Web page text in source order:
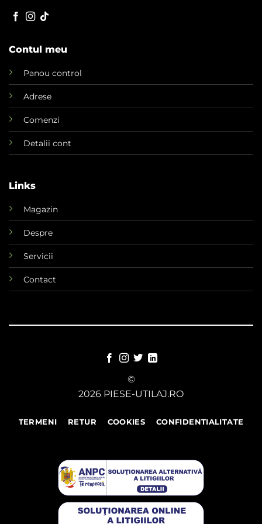
Contul meu
Panou control
Adrese
Comenzi
Detalii cont
Links
Magazin
Despre
Servicii
Contact
©
2026 PIESE-UTILAJ.RO
TERMENI RETUR COOKIES CONFIDENTIALITATE